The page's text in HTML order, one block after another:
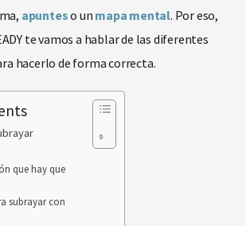
apunteso un mapa mental. Por eso,
te vamos a hablar de las diferentes
hacerlo de forma correcta.
que hay que
subrayar con